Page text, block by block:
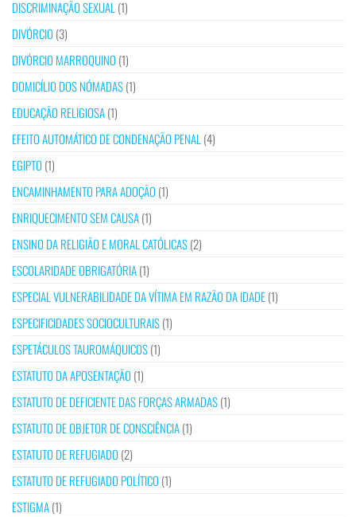
DISCRIMINAÇÃO SEXUAL (1)
DIVÓRCIO (3)
DIVÓRCIO MARROQUINO (1)
DOMICÍLIO DOS NÓMADAS(1)
EDUCAÇÃO RELIGIOSA(1)
EFEITO AUTOMÁTICO DE CONDENAÇÃO PENAL (4)
EGIPTO (1)
ENCAMINHAMENTO PARA ADOÇÃO (1)
ENRIQUECIMENTO SEM CAUSA(1)
ENSINO DA RELIGIÃO E MORAL CATÓLICAS(2)
ESCOLARIDADE OBRIGATÓRIA(1)
ESPECIAL VULNERABILIDADE DA VÍTIMA EM RAZÃO DA IDADE(1)
ESPECIFICIDADES SOCIOCULTURAIS(1)
ESPETÁCULOS TAUROMÁQUICOS(1)
ESTATUTO DA APOSENTAÇÃO (1)
ESTATUTO DE DEFICIENTE DAS FORÇAS ARMADAS(1)
ESTATUTO DE OBJETOR DE CONSCIÊNCIA(1)
ESTATUTO DE REFUGIADO (2)
ESTATUTO DE REFUGIADO POLÍTICO (1)
ESTIGMA(1)